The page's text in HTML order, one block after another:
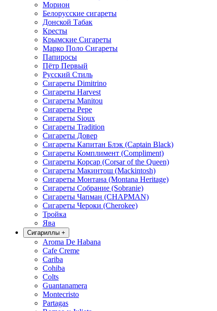
Морион
Белорусские сигареты
Донской Табак
Кресты
Крымские Сигареты
Марко Поло Сигареты
Папиросы
Пётр Первый
Русский Стиль
Сигареты Dimitrino
Сигареты Harvest
Сигареты Manitou
Сигареты Pepe
Сигареты Sioux
Сигареты Tradition
Сигареты Довер
Сигареты Капитан Блэк (Captain Black)
Сигареты Комплимент (Compliment)
Сигареты Корсар (Corsar of the Queen)
Сигареты Макинтош (Mackintosh)
Сигареты Монтана (Montana Heritage)
Сигареты Собрание (Sobranie)
Сигареты Чапман (CHAPMAN)
Сигареты Чероки (Cherokee)
Тройка
Ява
Сигариллы +
Aroma De Habana
Cafe Creme
Cariba
Cohiba
Colts
Guantanamera
Montecristo
Partagas